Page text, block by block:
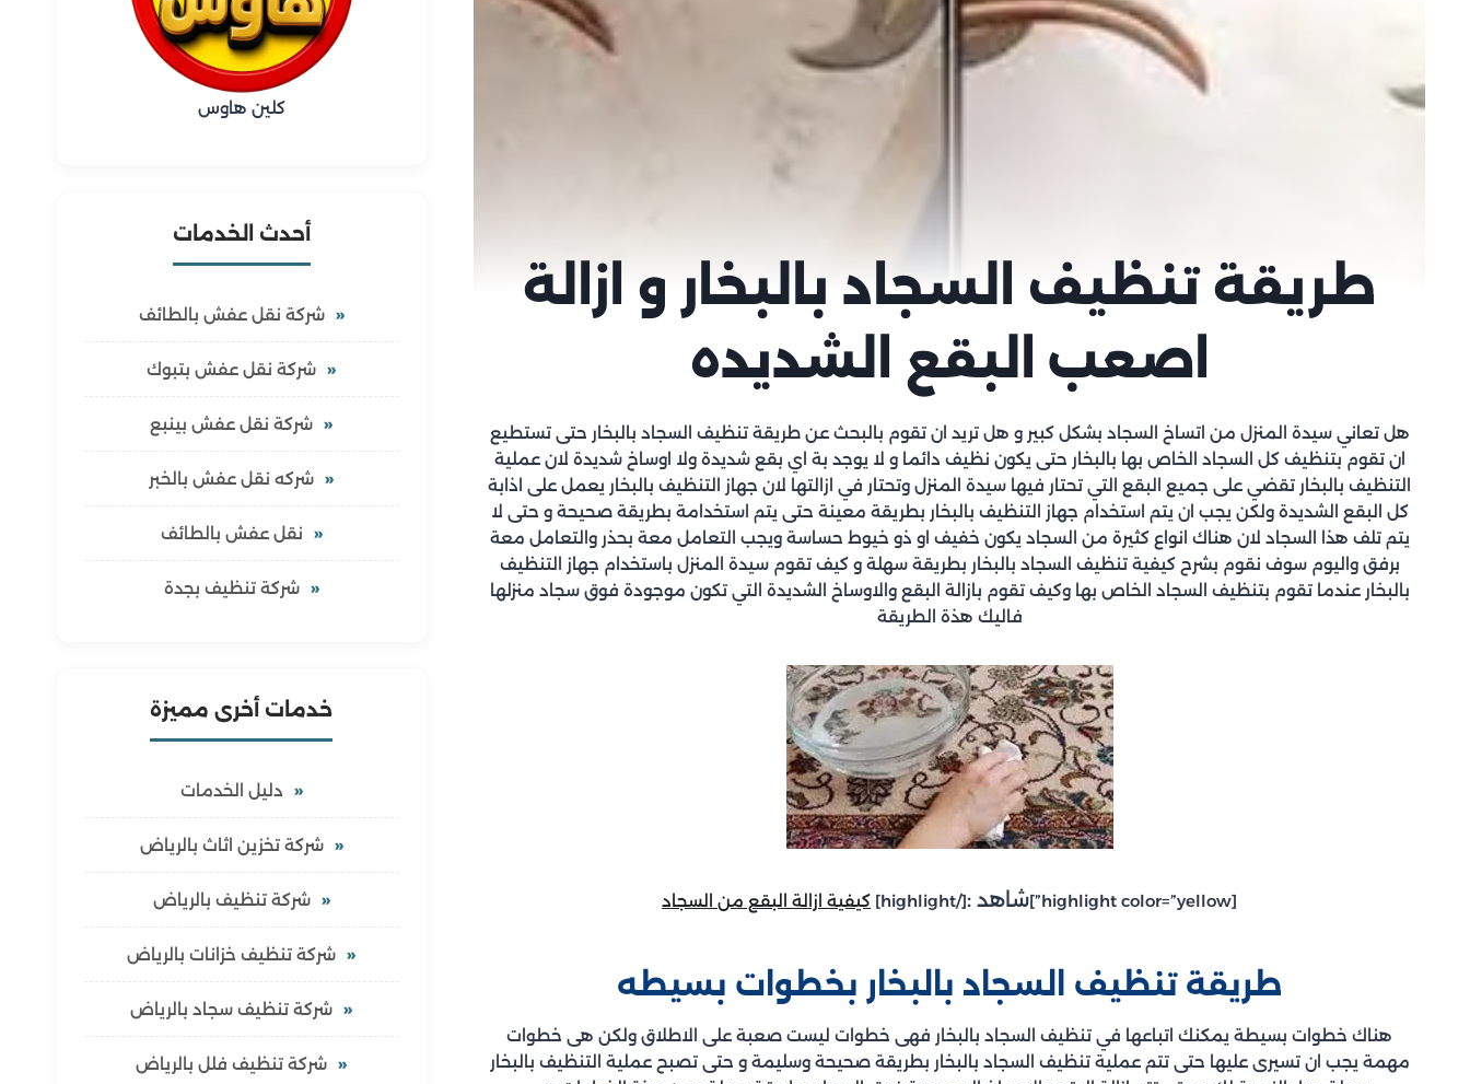
طريقة تنظيف السجاد بالبخار و ازالة
اصعب البقع الشديده
هل تعاني سيدة المنزل من اتساخ السجاد بشكل كبير و هل تريد ان تقوم بالبحث عن طريقة تنظيف السجاد بالبخار حتى تستطيع
ان تقوم بتنظيف كل السجاد الخاص بها بالبخار حتى يكون نظيف دائما و لا يوجد بة اي بقع شديدة ولا اوساخ شديدة لان عملية
التنظيف بالبخار تقضي على جميع البقع التي تحتار فيها سيدة المنزل وتحتار في ازالتها لان جهاز التنظيف بالبخار يعمل على اذابة
كل البقع الشديدة ولكن يجب ان يتم استخدام جهاز التنظيف بالبخار بطريقة معينة حتى يتم استخدامة بطريقة صحيحة و حتى لا
يتم تلف هذا السجاد لان هناك انواع كثيرة من السجاد يكون خفيف او ذو خيوط حساسة ويجب التعامل معة بحذر والتعامل معة
برفق واليوم سوف نقوم بشرح كيفية تنظيف السجاد بالبخار بطريقة سهلة و كيف تقوم سيدة المنزل باستخدام جهاز التنظيف
بالبخار عندما تقوم بتنظيف السجاد الخاص بها وكيف تقوم بازالة البقع والاوساخ الشديدة التي تكون موجودة فوق سجاد منزلها
فاليك هذة الطريقة
[highlight color=”yellow”] شاهد :[/highlight] كيفية ازالة البقع من السجاد
طريقة تنظيف السجاد بالبخار بخطوات بسيطه
هناك خطوات بسيطة يمكنك اتباعها في تنظيف السجاد بالبخار فهى خطوات ليست صعبة على الاطلاق ولكن هى خطوات
مهمة يجب ان تسيرى عليها حتى تتم عملية تنظيف السجاد بالبخار بطريقة صحيحة وسليمة و حتى تصبح عملية التنظيف بالبخار
كلين هاوس
أحدث الخدمات
شركة نقل عفش بالطائف
شركة نقل عفش بتبوك
شركة نقل عفش بينبع
شركه نقل عفش بالخبر
نقل عفش بالطائف
شركة تنظيف بجدة
خدمات أخرى مميزة
دليل الخدمات
شركة تخزين اثاث بالرياض
شركة تنظيف بالرياض
شركة تنظيف خزانات بالرياض
شركة تنظيف سجاد بالرياض
شركة تنظيف فلل بالرياض